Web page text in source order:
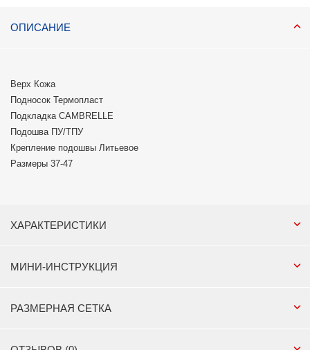
ОПИСАНИЕ
Верх Кожа
Подносок Термопласт
Подкладка CAMBRELLE
Подошва ПУ/ТПУ
Крепление подошвы Литьевое
Размеры 37-47
ХАРАКТЕРИСТИКИ
МИНИ-ИНСТРУКЦИЯ
РАЗМЕРНАЯ СЕТКА